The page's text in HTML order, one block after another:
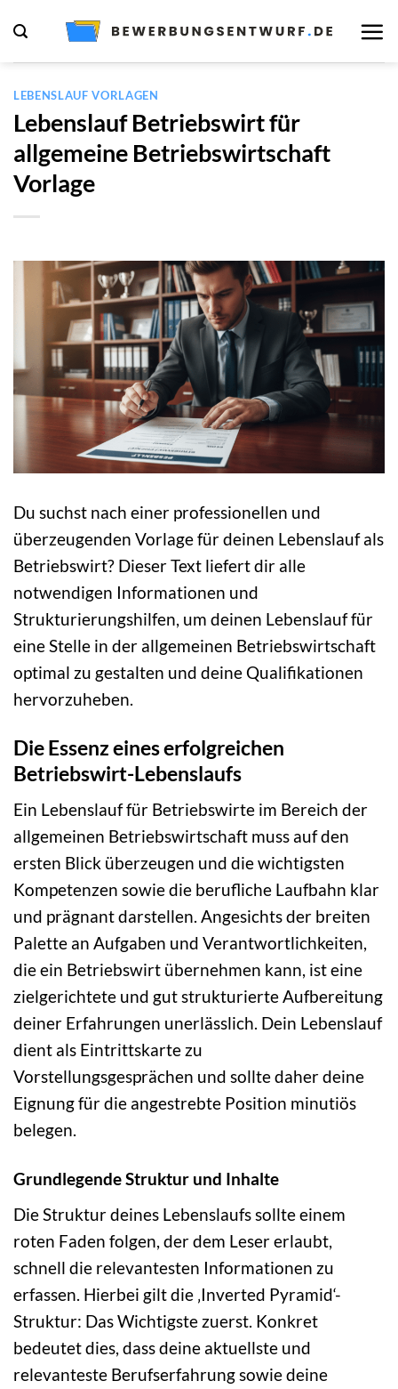
Inhalt
springen
LEBENSLAUF VORLAGEN
Lebenslauf Betriebswirt für
allgemeine Betriebswirtschaft
Vorlage
Du suchst nach einer professionellen und
überzeugenden Vorlage für deinen Lebenslauf als
Betriebswirt? Dieser Text liefert dir alle
notwendigen Informationen und
Strukturierungshilfen, um deinen Lebenslauf für
eine Stelle in der allgemeinen Betriebswirtschaft
optimal zu gestalten und deine Qualifikationen
hervorzuheben.
Die Essenz eines erfolgreichen
Betriebswirt-Lebenslaufs
Ein Lebenslauf für Betriebswirte im Bereich der
allgemeinen Betriebswirtschaft muss auf den
ersten Blick überzeugen und die wichtigsten
Kompetenzen sowie die berufliche Laufbahn klar
und prägnant darstellen. Angesichts der breiten
Palette an Aufgaben und Verantwortlichkeiten,
die ein Betriebswirt übernehmen kann, ist eine
zielgerichtete und gut strukturierte Aufbereitung
deiner Erfahrungen unerlässlich. Dein Lebenslauf
dient als Eintrittskarte zu
Vorstellungsgesprächen und sollte daher deine
Eignung für die angestrebte Position minutiös
belegen.
Grundlegende Struktur und Inhalte
Die Struktur deines Lebenslaufs sollte einem
roten Faden folgen, der dem Leser erlaubt,
schnell die relevantesten Informationen zu
erfassen. Hierbei gilt die ‚Inverted Pyramid‘-
Struktur: Das Wichtigste zuerst. Konkret
bedeutet dies, dass deine aktuellste und
relevanteste Berufserfahrung sowie deine